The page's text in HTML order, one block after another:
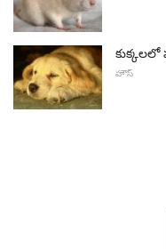
హౌస్